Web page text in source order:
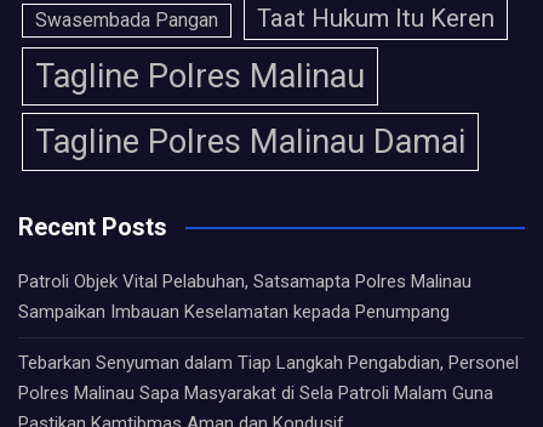
Swasembada Pangan Taat Hukum Itu Keren
Tagline Polres Malinau
Tagline Polres Malinau Damai
Recent Posts
Patroli Objek Vital Pelabuhan, Satsamapta Polres Malinau
Sampaikan Imbauan Keselamatan kepada Penumpang
Tebarkan Senyuman dalam Tiap Langkah Pengabdian, Personel
Polres Malinau Sapa Masyarakat di Sela Patroli Malam Guna